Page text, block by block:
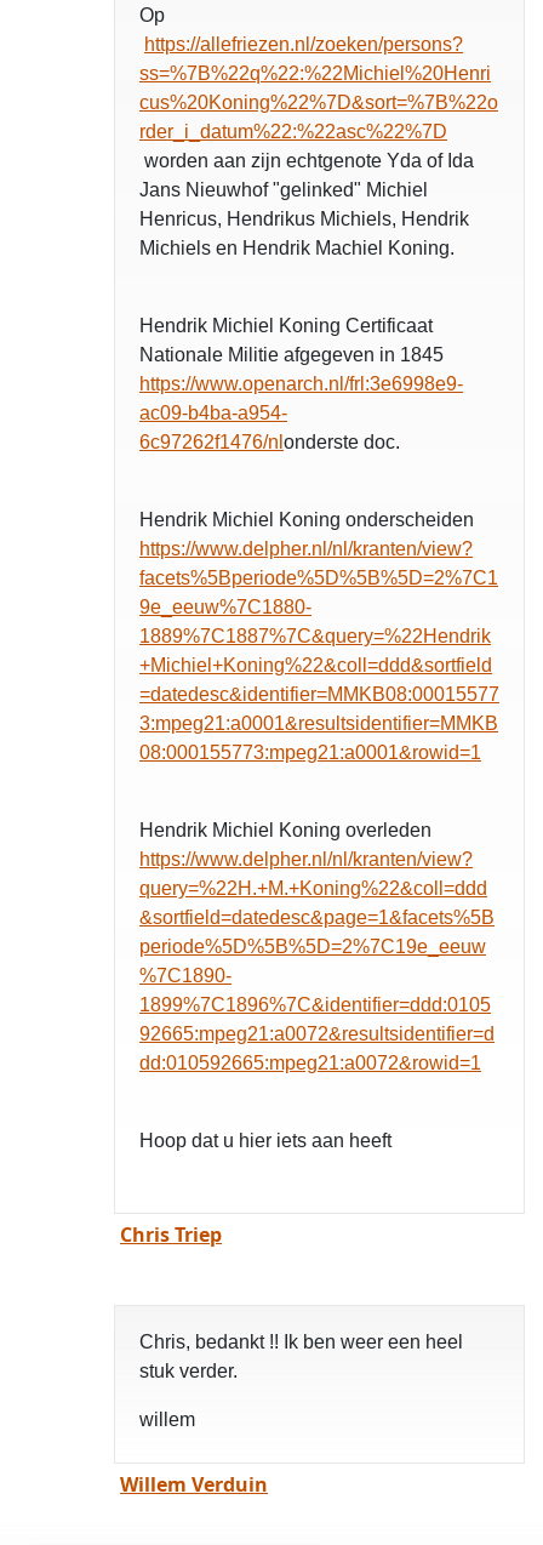
Op
https://allefriezen.nl/zoeken/persons?
ss=%7B%22q%22:%22Michiel%20Henri
cus%20Koning%22%7D&sort=%7B%22o
rder_i_datum%22:%22asc%22%7D
worden aan zijn echtgenote Yda of Ida
Jans Nieuwhof "gelinked" Michiel
Henricus, Hendrikus Michiels, Hendrik
Michiels en Hendrik Machiel Koning.
Hendrik Michiel Koning Certificaat
Nationale Militie afgegeven in 1845
https://www.openarch.nl/frl:3e6998e9-
ac09-b4ba-a954-
6c97262f1476/nl onderste doc.
Hendrik Michiel Koning onderscheiden
https://www.delpher.nl/nl/kranten/view?
facets%5Bperiode%5D%5B%5D=2%7C1
9e_eeuw%7C1880-
1889%7C1887%7C&query=%22Hendrik
+Michiel+Koning%22&coll=ddd&sortfield
=datedesc&identifier=MMKB08:00015577
3:mpeg21:a0001&resultsidentifier=MMKB
08:000155773:mpeg21:a0001&rowid=1
Hendrik Michiel Koning overleden
https://www.delpher.nl/nl/kranten/view?
query=%22H.+M.+Koning%22&coll=ddd
&sortfield=datedesc&page=1&facets%5B
periode%5D%5B%5D=2%7C19e_eeuw
%7C1890-
1899%7C1896%7C&identifier=ddd:0105
92665:mpeg21:a0072&resultsidentifier=d
dd:010592665:mpeg21:a0072&rowid=1
Hoop dat u hier iets aan heeft
Chris Triep
Chris, bedankt !! Ik ben weer een heel
stuk verder.
willem
Willem Verduin